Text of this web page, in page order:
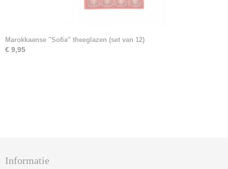
Marokkaanse ''Sofia'' theeglazen (set van 12)
€ 9,95
Informatie